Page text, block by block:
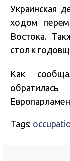
Украинская
ходом
Востока.
стол к
Как
Tags: